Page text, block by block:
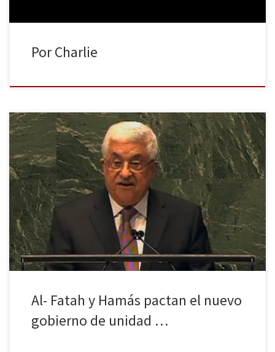
Por Charlie
Tras siete años de enfrentamientos, los dos principales grupos
políticos palestinos, el nacionalista Al Fatah y el islamista Hamás,
han hecho oficial el nacimiento del nuevo gobierno de unidad
nacional. El ejecutivo formado por 17 ministros designados por
ambas fuerzas, ejercerá la autoridad sobre el país durante seis
meses hasta […]
Al- Fatah y Hamás pactan el nuevo
gobierno de unidad …